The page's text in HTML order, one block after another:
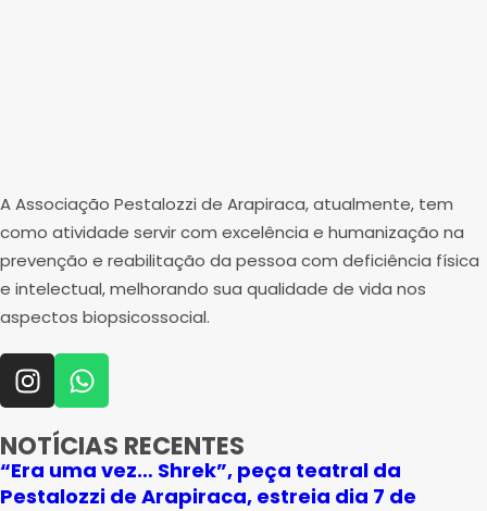
A Associação Pestalozzi de Arapiraca, atualmente, tem
como atividade servir com excelência e humanização na
prevenção e reabilitação da pessoa com deficiência física
e intelectual, melhorando sua qualidade de vida nos
aspectos biopsicossocial.
NOTÍCIAS RECENTES
“Era uma vez… Shrek”, peça teatral da
Pestalozzi de Arapiraca, estreia dia 7 de